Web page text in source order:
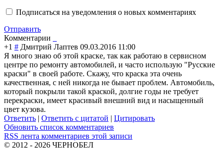
Подписаться на уведомления о новых комментариях
Отправить
Комментарии
+1 # Дмитрий Лаптев 09.03.2016 11:00
Я много знаю об этой краске, так как работаю в сервисном
центре по ремонту автомобилей, и часто использую "Русские
краски" в своей работе. Скажу, что краска эта очень
качественная, с ней никогда не бывает проблем. Автомобиль,
который покрыли такой краской, долгие годы не требует
перекраски, имеет красивый внешний вид и насыщенный
цвет кузова.
Ответить | Ответить с цитатой | Цитировать
Обновить список комментариев
RSS лента комментариев этой записи
© 2012 - 2026 ЧЕРНОБЕЛ